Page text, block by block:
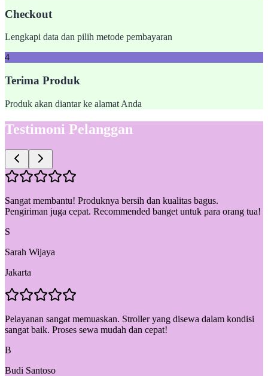
Checkout
Lengkapi data dan pilih metode pembayaran
4
Terima Produk
Produk akan diantar ke alamat Anda
Testimoni Pelanggan
Sangat membantu! Produknya bersih dan kualitas bagus.
Pengiriman juga cepat. Recommended banget untuk para orang tua!
S
Sarah Wijaya
Jakarta
Pelayanan sangat memuaskan. Stroller yang disewa dalam kondisi
sangat baik. Proses sewa mudah dan cepat!
B
Budi Santoso